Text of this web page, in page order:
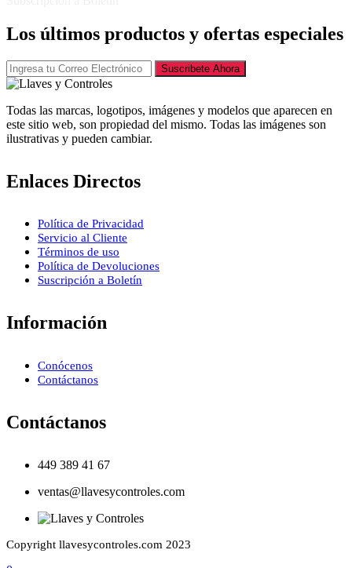
Los últimos productos y ofertas especiales
Suscribete Ahora
Todas las marcas, logotipos, imágenes y modelos que aparecen en
este sitio web, son propiedad del mismo. Todas las imágenes son
ilustrativas y pueden cambiar.
Enlaces Directos
Política de Privacidad
Servicio al Cliente
Términos de uso
Política de Devoluciones
Suscripción a Boletín
Información
Conócenos
Contáctanos
Contáctanos
449 389 41 67
ventas@llavesycontroles.com
Copyright llavesycontroles.com 2023